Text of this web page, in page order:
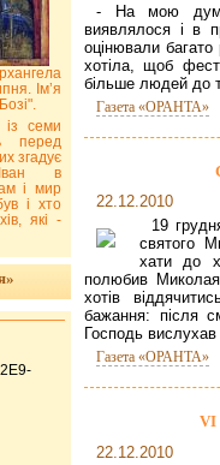
- На мою
виявлялося і в
оцінювали
хотіла, щоб
більше людей до
Газета «ОРАНТА»
22.12.2010
19
святого
хати до
полюбив
хотів
бажання: після
Господь
Газета «ОРАНТА»
VІ
22.12.2010
Ім’я
із семи
перед
згадує
в
і мир
і хто
які -